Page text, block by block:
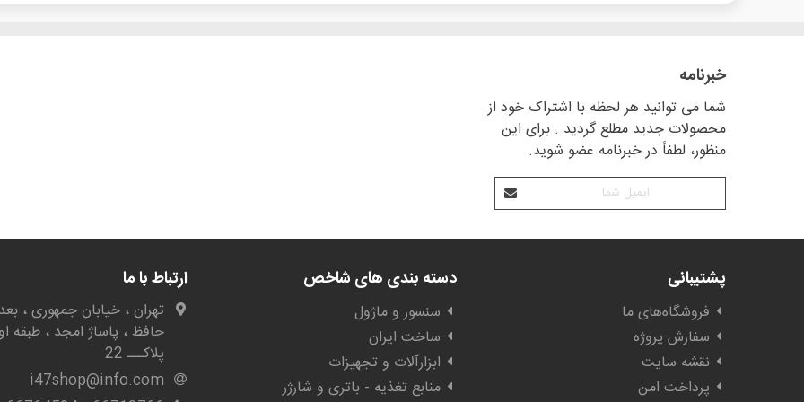
خبرنامه
شما می توانید هر لحظه با اشتراک خود از
محصولات جدید مطلع گردید . برای این
منظور، لطفاً در خبرنامه عضو شوید.
پشتیبانی
فروشگاه‌های ما
سفارش پروژه
نقشه سایت
پرداخت امن
دسته بندی های شاخص
سنسور و ماژول
ساخت ایران
ابزارآلات و تجهیزات
منابع تغذیه - باتری و شارژر
ارتباط با ما
تهران ، خیابان جمهوری ،
حافظ ، پاساژ امجد ، طبقه
پلاکـــ 22
i47shop@info.com